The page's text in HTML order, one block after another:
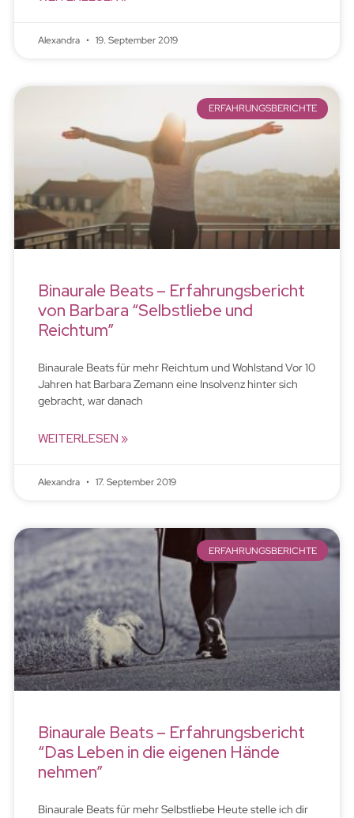
Alexandra 19. September 2019
ERFAHRUNGSBERICHTE
Binaurale Beats – Erfahrungsbericht
von Barbara “Selbstliebe und
Reichtum”
Binaurale Beats für mehr Reichtum und Wohlstand Vor 10
Jahren hat Barbara Zemann eine Insolvenz hinter sich
gebracht, war danach
WEITERLESEN »
Alexandra 17. September 2019
ERFAHRUNGSBERICHTE
Binaurale Beats – Erfahrungsbericht
“Das Leben in die eigenen Hände
nehmen”
Binaurale Beats für mehr Selbstliebe Heute stelle ich dir